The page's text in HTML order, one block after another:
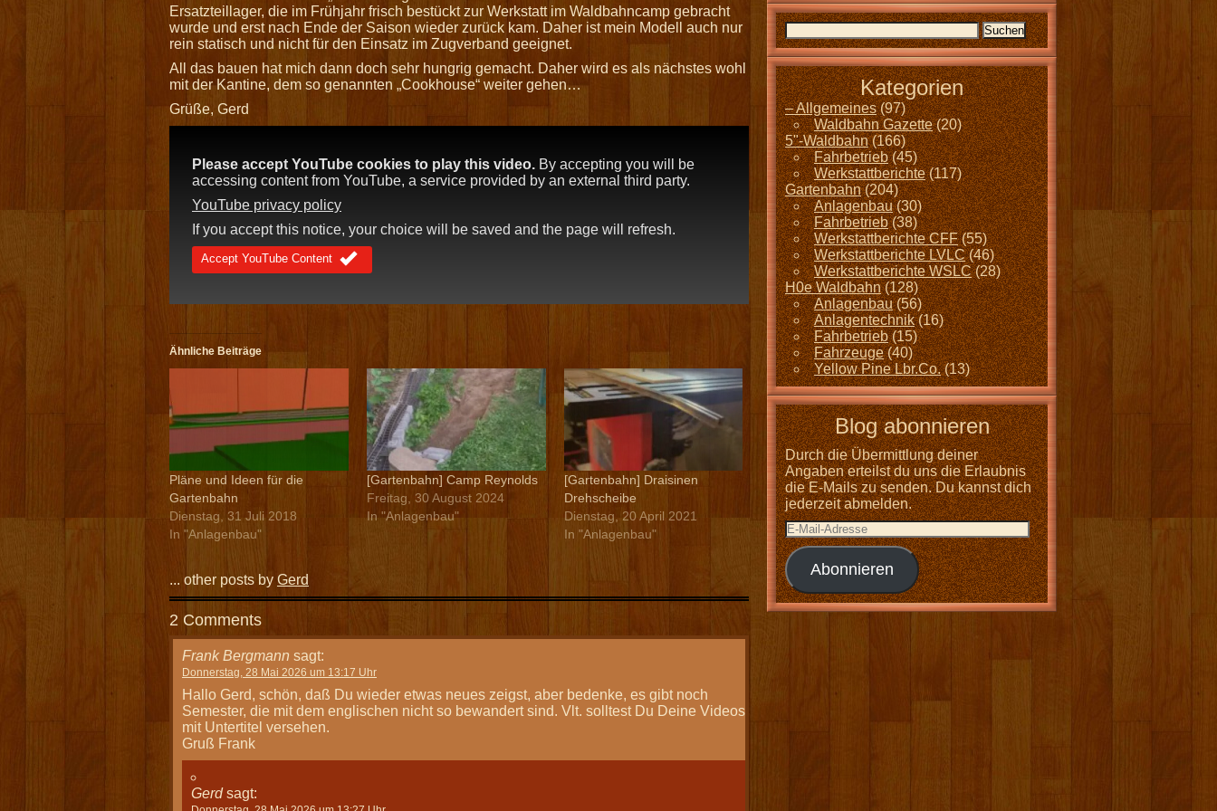
Ersatzteillager, die im Frühjahr frisch bestückt zur Werkstatt im Waldbahncamp gebracht
wurde und erst nach Ende der Saison wieder zurück kam. Daher ist mein Modell auch nur
rein statisch und nicht für den Einsatz im Zugverband geeignet.
All das bauen hat mich dann doch sehr hungrig gemacht. Daher wird es als nächstes wohl
mit der Kantine, dem so genannten „Cookhouse“ weiter gehen…
Grüße, Gerd
Please accept YouTube cookies to play this video. By accepting you will be
accessing content from YouTube, a service provided by an external third party.
YouTube privacy policy
If you accept this notice, your choice will be saved and the page will refresh.
Accept YouTube Content
Ähnliche Beiträge
Pläne und Ideen für die
Gartenbahn
Dienstag, 31 Juli 2018
In "Anlagenbau"
[Gartenbahn] Camp Reynolds
Freitag, 30 August 2024
In "Anlagenbau"
[Gartenbahn] Draisinen
Drehscheibe
Dienstag, 20 April 2021
In "Anlagenbau"
... other posts by Gerd
2 Comments
Frank Bergmann sagt:
Donnerstag, 28 Mai 2026 um 13:17 Uhr
Hallo Gerd, schön, daß Du wieder etwas neues zeigst, aber bedenke, es gibt noch
Semester, die mit dem englischen nicht so bewandert sind. Vlt. solltest Du Deine Videos
mit Untertitel versehen.
Gruß Frank
Gerd sagt:
Kategorien
– Allgemeines(97)
Waldbahn Gazette(20)
5"-Waldbahn(166)
Fahrbetrieb(45)
Werkstattberichte(117)
Gartenbahn(204)
Anlagenbau(30)
Fahrbetrieb(38)
Werkstattberichte CFF(55)
Werkstattberichte LVLC(46)
Werkstattberichte WSLC(28)
H0e Waldbahn(128)
Anlagenbau(56)
Anlagentechnik(16)
Fahrbetrieb(15)
Fahrzeuge(40)
Yellow Pine Lbr.Co.(13)
Blog abonnieren
Durch die Übermittlung deiner
Angaben erteilst du uns die Erlaubnis
die E-Mails zu senden. Du kannst dich
jederzeit abmelden.
Abonnieren